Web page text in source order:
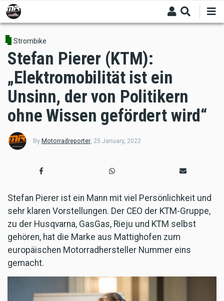
Skip
to
main
content
Strombike
Stefan Pierer (KTM):
„Elektromobilität ist ein
Unsinn, der von Politikern
ohne Wissen gefördert wird“
By Motorradreporter, 25 January, 2022
Stefan Pierer ist ein Mann mit viel Persönlichkeit und
sehr klaren Vorstellungen. Der CEO der KTM-Gruppe,
zu der Husqvarna, GasGas, Rieju und KTM selbst
gehören, hat die Marke aus Mattighofen zum
europäischen Motorradhersteller Nummer eins
gemacht.